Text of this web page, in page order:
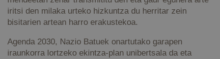
iritsi den milaka urteko hizkuntza du herritar zein
bisitarien artean harro erakustekoa.
Agenda 2030, Nazio Batuek onartutako garapen
iraunkorra lortzeko ekintza-plan unibertsala da eta